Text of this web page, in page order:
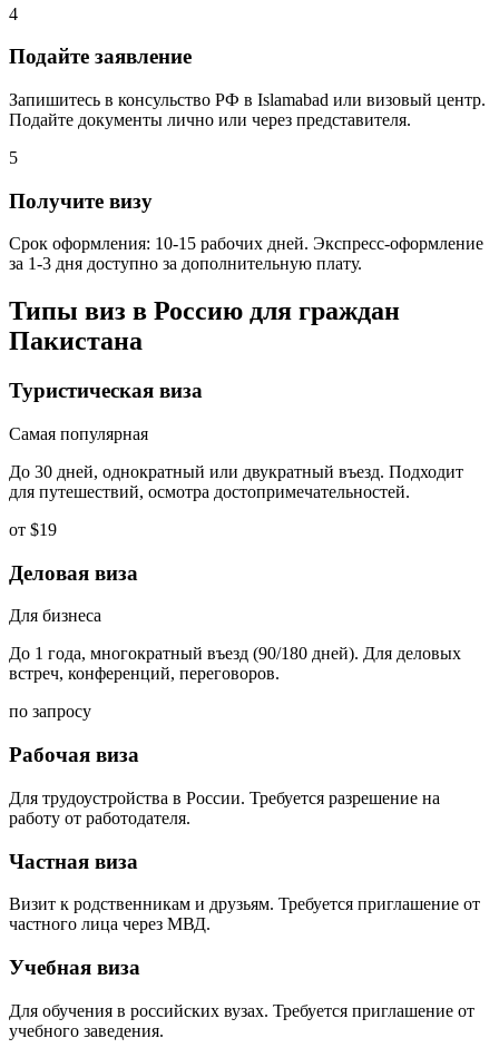
4
Подайте заявление
Запишитесь в консульство РФ в Islamabad или визовый центр.
Подайте документы лично или через представителя.
5
Получите визу
Срок оформления: 10-15 рабочих дней. Экспресс-оформление
за 1-3 дня доступно за дополнительную плату.
Типы виз в Россию для граждан
Пакистана
Туристическая виза
Самая популярная
До 30 дней, однократный или двукратный въезд. Подходит
для путешествий, осмотра достопримечательностей.
от $19
Деловая виза
Для бизнеса
До 1 года, многократный въезд (90/180 дней). Для деловых
встреч, конференций, переговоров.
по запросу
Рабочая виза
Для трудоустройства в России. Требуется разрешение на
работу от работодателя.
Частная виза
Визит к родственникам и друзьям. Требуется приглашение от
частного лица через МВД.
Учебная виза
Для обучения в российских вузах. Требуется приглашение от
учебного заведения.